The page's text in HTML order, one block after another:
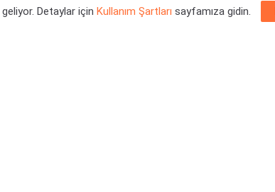
Detaylar için Kullanım Şartları sayfamıza gidin.